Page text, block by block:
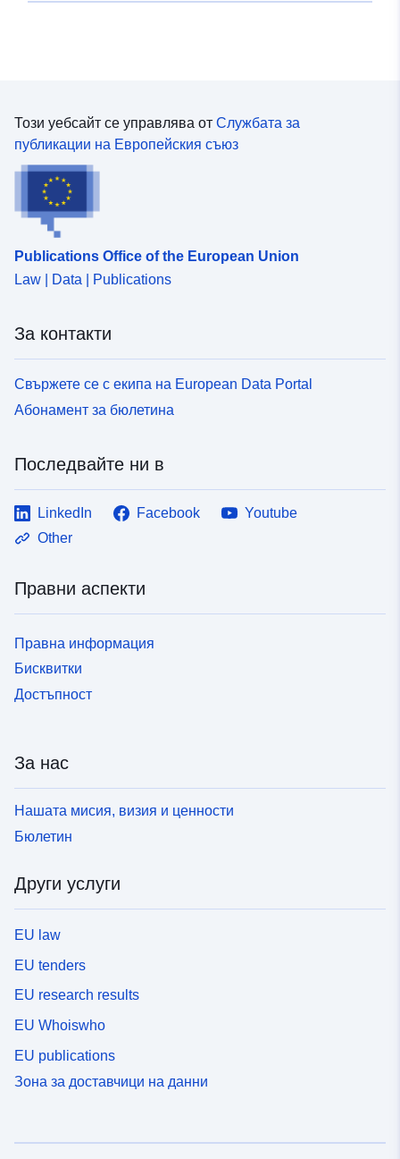
Този уебсайт се управлява от Службата за
публикации на Европейския съюз
Publications Office of the European Union
Law | Data | Publications
За контакти
Свържете се с екипа на European Data Portal
Абонамент за бюлетина
Последвайте ни в
LinkedIn Facebook
Youtube
Other
Правни аспекти
Правна информация
Бисквитки
Достъпност
За нас
Нашата мисия, визия и ценности
Бюлетин
Други услуги
EU law
EU tenders
EU research results
EU Whoiswho
EU publications
Зона за доставчици на данни